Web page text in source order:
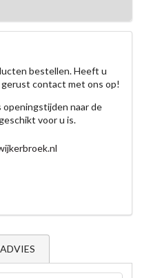
bestellen. Heeft u
gerust contact met ons op!
naar de
voor u is.